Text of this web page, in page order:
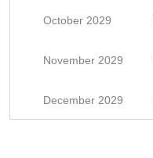
October 2029
November 2029
December 2029